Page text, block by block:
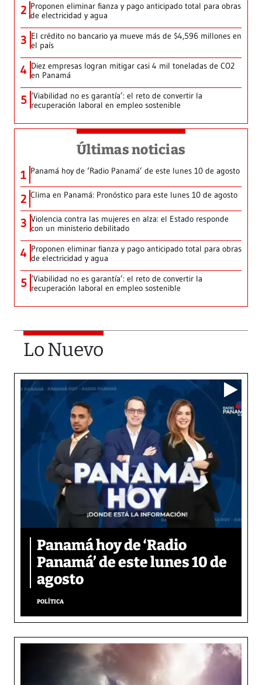
2 Proponen eliminar fianza y pago anticipado total para obras
de electricidad y agua
3 El crédito no bancario ya mueve más de $4,596 millones en
el país
4 Diez empresas logran mitigar casi 4 mil toneladas de CO2
en Panamá
5 ‘Viabilidad no es garantía’: el reto de convertir la
recuperación laboral en empleo sostenible
Últimas noticias
1 Panamá hoy de ‘Radio Panamá’ de este lunes 10 de agosto
2 Clima en Panamá: Pronóstico para este lunes 10 de agosto
3 Violencia contra las mujeres en alza: el Estado responde
con un ministerio debilitado
4 Proponen eliminar fianza y pago anticipado total para obras
de electricidad y agua
5 ‘Viabilidad no es garantía’: el reto de convertir la
recuperación laboral en empleo sostenible
Lo Nuevo
Panamá hoy de ‘Radio
Panamá’ de este lunes 10 de
agosto
POLÍTICA